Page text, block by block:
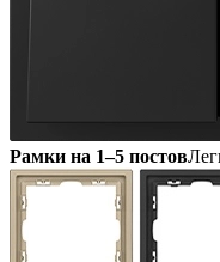
Рамки на 1–5 постов